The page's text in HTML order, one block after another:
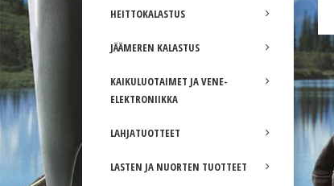
HEITTOKALASTUS
JÄÄMEREN KALASTUS
KAIKULUOTAIMET JA VENE-
ELEKTRONIIKKA
LAHJATUOTTEET
LASTEN JA NUORTEN TUOTTEET